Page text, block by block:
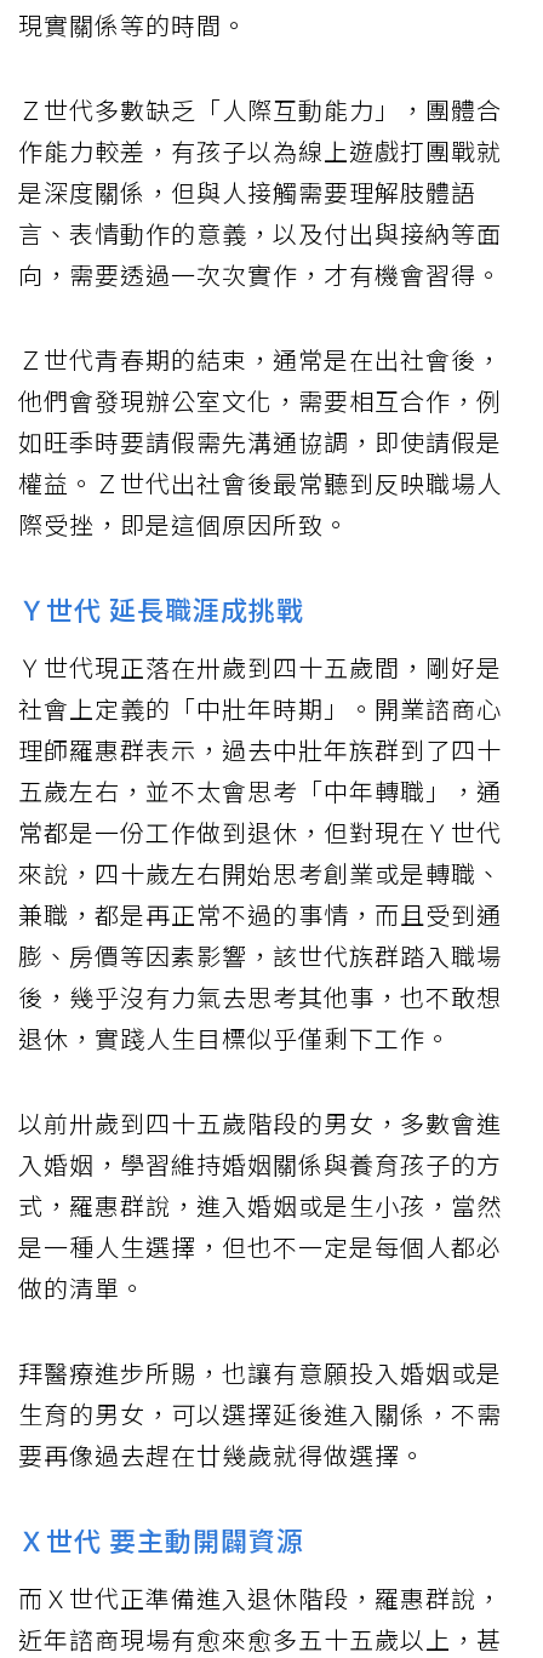
現實關係等的時間。
Ｚ世代多數缺乏「人際互動能力」，團體合
作能力較差，有孩子以為線上遊戲打團戰就
是深度關係，但與人接觸需要理解肢體語
言、表情動作的意義，以及付出與接納等面
向，需要透過一次次實作，才有機會習得。
Ｚ世代青春期的結束，通常是在出社會後，
他們會發現辦公室文化，需要相互合作，例
如旺季時要請假需先溝通協調，即使請假是
權益。Ｚ世代出社會後最常聽到反映職場人
際受挫，即是這個原因所致。
Ｙ世代 延長職涯成挑戰
Ｙ世代現正落在卅歲到四十五歲間，剛好是
社會上定義的「中壯年時期」。開業諮商心
理師羅惠群表示，過去中壯年族群到了四十
五歲左右，並不太會思考「中年轉職」，通
常都是一份工作做到退休，但對現在Ｙ世代
來說，四十歲左右開始思考創業或是轉職、
兼職，都是再正常不過的事情，而且受到通
膨、房價等因素影響，該世代族群踏入職場
後，幾乎沒有力氣去思考其他事，也不敢想
退休，實踐人生目標似乎僅剩下工作。
以前卅歲到四十五歲階段的男女，多數會進
入婚姻，學習維持婚姻關係與養育孩子的方
式，羅惠群說，進入婚姻或是生小孩，當然
是一種人生選擇，但也不一定是每個人都必
做的清單。
拜醫療進步所賜，也讓有意願投入婚姻或是
生育的男女，可以選擇延後進入關係，不需
要再像過去趕在廿幾歲就得做選擇。
Ｘ世代 要主動開闢資源
而Ｘ世代正準備進入退休階段，羅惠群說，
近年諮商現場有愈來愈多五十五歲以上，甚